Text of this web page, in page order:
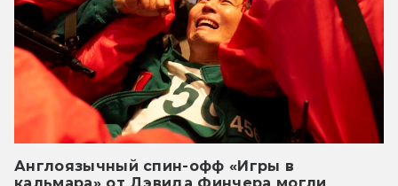
Англоязычный спин-офф «Игры в
кальмара» от Дэвида Финчера могли